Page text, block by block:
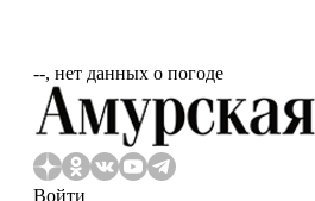
‐‐, нет данных о погоде
Войти